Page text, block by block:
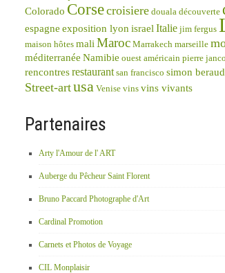
Colorado Corsecroisiere douala découverte
espagne exposition lyon israel Italie jim fergus
maison hôtes mali Maroc Marrakech marseille
méditerranée Namibie ouest américain pierre
rencontresrestaurant san francisco simon beraud
Street-artusa Venise vins vins vivants
Partenaires
Arty l'Amour de l' ART
Auberge du Pêcheur Saint Florent
Bruno Paccard Photographe d'Art
Cardinal Promotion
Carnets et Photos de Voyage
CIL Monplaisir